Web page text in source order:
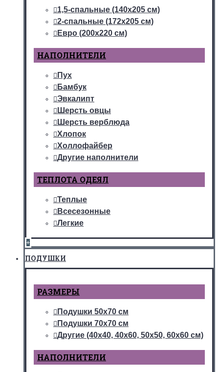
1,5-спальные (140х205 см)
2-спальные (172х205 см)
Евро (200х220 см)
НАПОЛНИТЕЛИ
Пух
Бамбук
Эвкалипт
Шерсть овцы
Шерсть верблюда
Хлопок
Холлофайбер
Другие наполнители
ТЕПЛОТА ОДЕЯЛ
Теплые
Всесезонные
Легкие
+
ПОДУШКИ
РАЗМЕРЫ
Подушки 50х70 см
Подушки 70х70 см
Другие (40х40, 40х60, 50х50, 60х60 см)
НАПОЛНИТЕЛИ